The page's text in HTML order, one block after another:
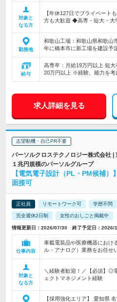
対象と
なる方
【年休127日でプライベート
方も大歓迎 ◆高専・短大・
勤務地
和歌山工場：和歌山県和歌
年に橋本市に新工場を建設予
給与
高専卒：月給19万円以上 短
20万円以上 ※経験、能力を考
求人詳細を見る
志望動機・自己PR不要
パーソルクロステクノロジー株式会社
１兆円規模のパーソルグループ
【電気電子設計（PL・PM候補
面接可
正社員 リモートワーク可 学歴不問
完全週休2日制 女性のおしごと掲載中
情報更新日：2026/07/30 終了予定日：2026/
仕事内容
車載電装品や医療機器におけ
ル・アナログ）業務をお任せ
対象と
なる方
＼経験者歓迎！／【必須】◎
ェクトマネジメント経験
【採用強化エリア】 愛知県